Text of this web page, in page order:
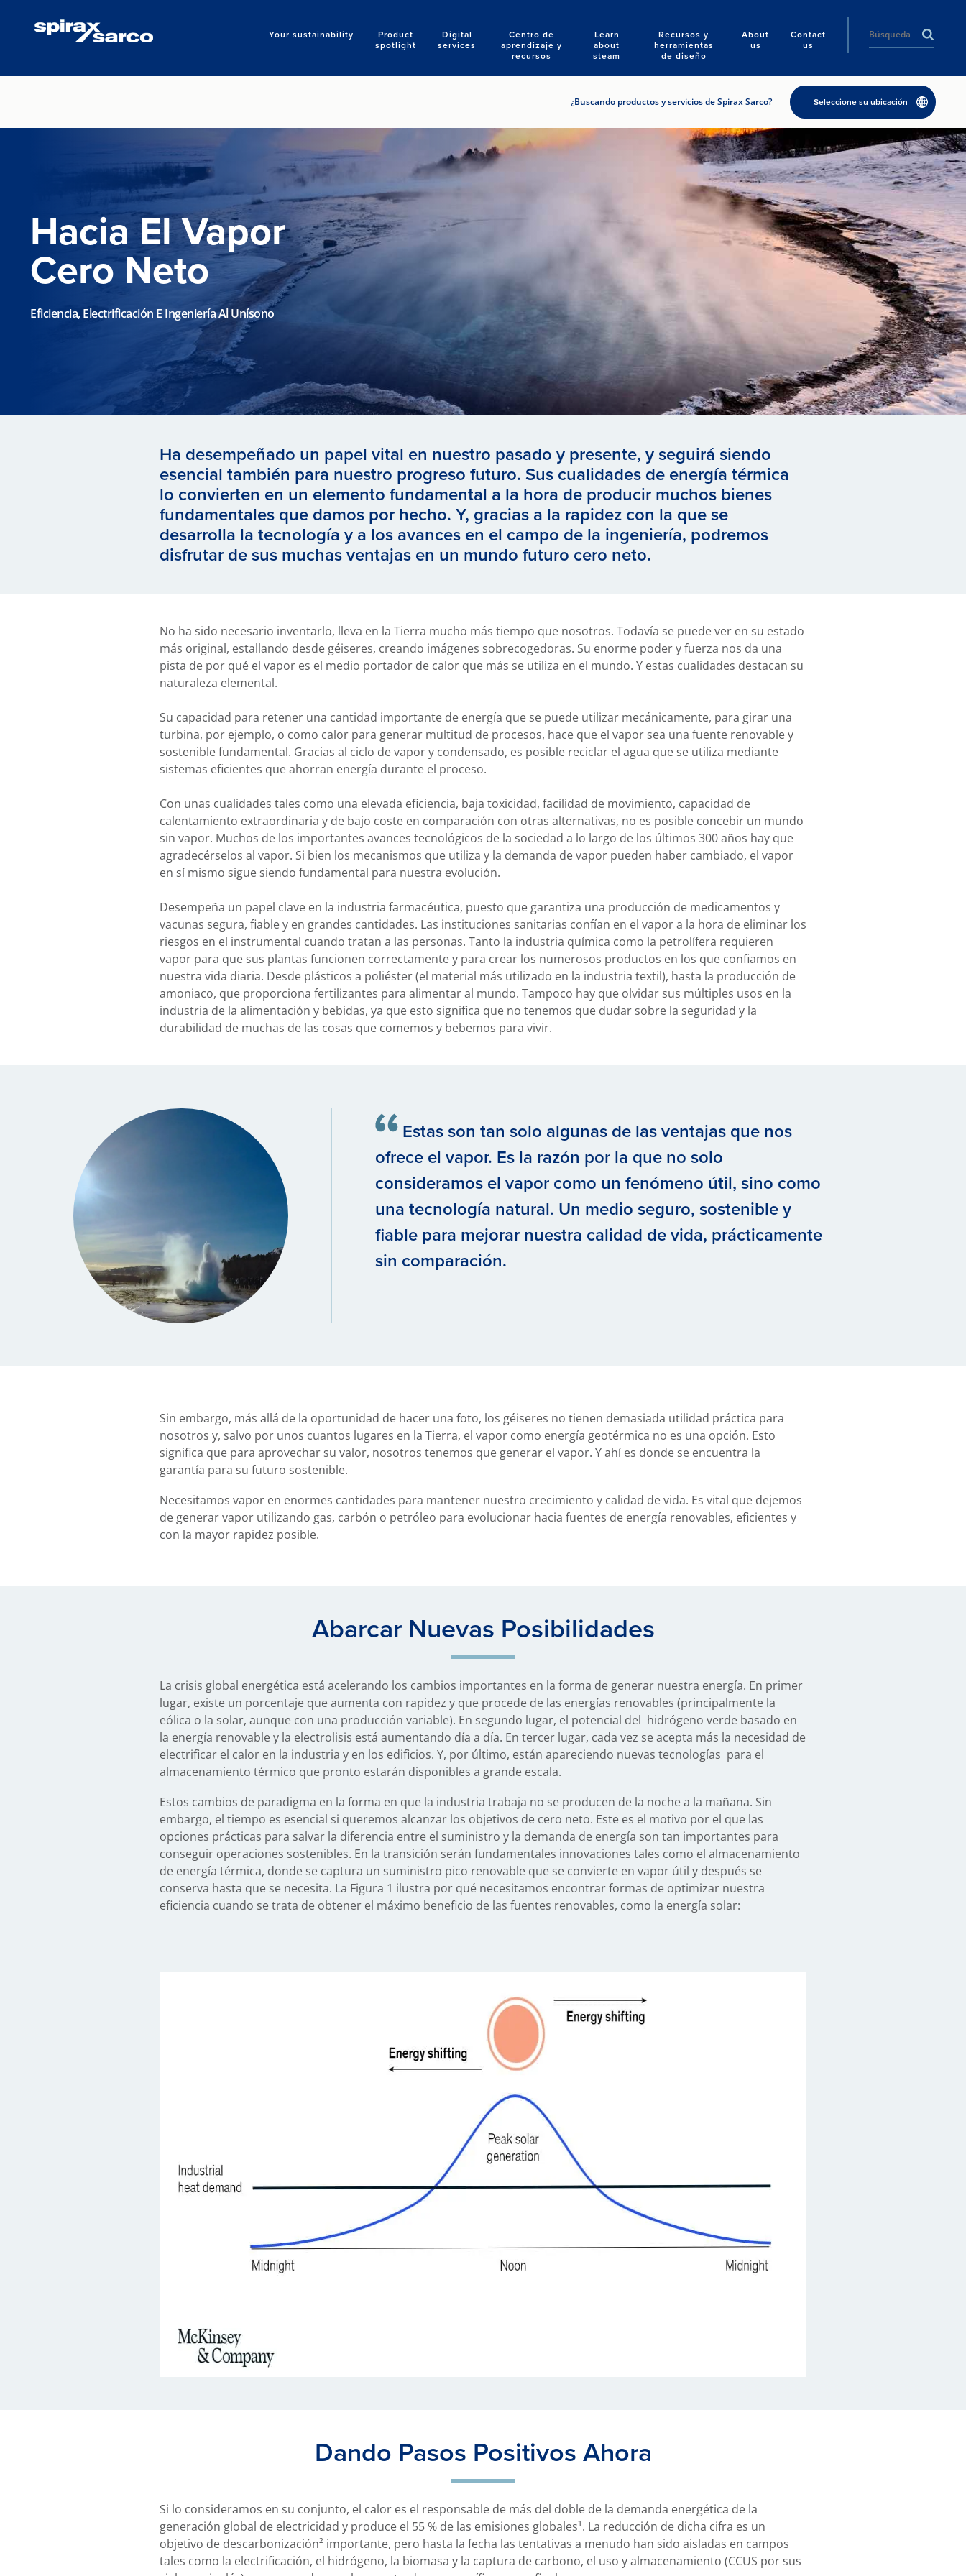
Your sustainability
Product
spotlight
Digital
services
Centro de
aprendizaje y
recursos
Learn
about
steam
Recursos y
herramientas
de diseño
About
us
Contact
us
¿Buscando productos y servicios de Spirax Sarco? Seleccione su ubicación
Hacia El Vapor
Cero Neto
Eficiencia, Electrificación E Ingeniería Al Unísono
Ha desempeñado un papel vital en nuestro pasado y presente, y seguirá siendo
esencial también para nuestro progreso futuro. Sus cualidades de energía térmica
lo convierten en un elemento fundamental a la hora de producir muchos bienes
fundamentales que damos por hecho. Y, gracias a la rapidez con la que se
desarrolla la tecnología y a los avances en el campo de la ingeniería, podremos
disfrutar de sus muchas ventajas en un mundo futuro cero neto.
No ha sido necesario inventarlo, lleva en la Tierra mucho más tiempo que nosotros. Todavía se puede ver en su estado
más original, estallando desde géiseres, creando imágenes sobrecogedoras. Su enorme poder y fuerza nos da una
pista de por qué el vapor es el medio portador de calor que más se utiliza en el mundo. Y estas cualidades destacan su
naturaleza elemental.
Su capacidad para retener una cantidad importante de energía que se puede utilizar mecánicamente, para girar una
turbina, por ejemplo, o como calor para generar multitud de procesos, hace que el vapor sea una fuente renovable y
sostenible fundamental. Gracias al ciclo de vapor y condensado, es posible reciclar el agua que se utiliza mediante
sistemas eficientes que ahorran energía durante el proceso.
Con unas cualidades tales como una elevada eficiencia, baja toxicidad, facilidad de movimiento, capacidad de
calentamiento extraordinaria y de bajo coste en comparación con otras alternativas, no es posible concebir un mundo
sin vapor. Muchos de los importantes avances tecnológicos de la sociedad a lo largo de los últimos 300 años hay que
agradecérselos al vapor. Si bien los mecanismos que utiliza y la demanda de vapor pueden haber cambiado, el vapor
en sí mismo sigue siendo fundamental para nuestra evolución.
Desempeña un papel clave en la industria farmacéutica, puesto que garantiza una producción de medicamentos y
vacunas segura, fiable y en grandes cantidades. Las instituciones sanitarias confían en el vapor a la hora de eliminar los
riesgos en el instrumental cuando tratan a las personas. Tanto la industria química como la petrolífera requieren
vapor para que sus plantas funcionen correctamente y para crear los numerosos productos en los que confiamos en
nuestra vida diaria. Desde plásticos a poliéster (el material más utilizado en la industria textil), hasta la producción de
amoniaco, que proporciona fertilizantes para alimentar al mundo. Tampoco hay que olvidar sus múltiples usos en la
industria de la alimentación y bebidas, ya que esto significa que no tenemos que dudar sobre la seguridad y la
durabilidad de muchas de las cosas que comemos y bebemos para vivir.
Estas son tan solo algunas de las ventajas que nos
ofrece el vapor. Es la razón por la que no solo
consideramos el vapor como un fenómeno útil, sino como
una tecnología natural. Un medio seguro, sostenible y
fiable para mejorar nuestra calidad de vida, prácticamente
sin comparación.
Sin embargo, más allá de la oportunidad de hacer una foto, los géiseres no tienen demasiada utilidad práctica para
nosotros y, salvo por unos cuantos lugares en la Tierra, el vapor como energía geotérmica no es una opción. Esto
significa que para aprovechar su valor, nosotros tenemos que generar el vapor. Y ahí es donde se encuentra la
garantía para su futuro sostenible.
Necesitamos vapor en enormes cantidades para mantener nuestro crecimiento y calidad de vida. Es vital que dejemos
de generar vapor utilizando gas, carbón o petróleo para evolucionar hacia fuentes de energía renovables, eficientes y
con la mayor rapidez posible.
Abarcar Nuevas Posibilidades
La crisis global energética está acelerando los cambios importantes en la forma de generar nuestra energía. En primer
lugar, existe un porcentaje que aumenta con rapidez y que procede de las energías renovables (principalmente la
eólica o la solar, aunque con una producción variable). En segundo lugar, el potencial del hidrógeno verde basado en
la energía renovable y la electrolisis está aumentando día a día. En tercer lugar, cada vez se acepta más la necesidad de
electrificar el calor en la industria y en los edificios. Y, por último, están apareciendo nuevas tecnologías para el
almacenamiento térmico que pronto estarán disponibles a grande escala.
Estos cambios de paradigma en la forma en que la industria trabaja no se producen de la noche a la mañana. Sin
embargo, el tiempo es esencial si queremos alcanzar los objetivos de cero neto. Este es el motivo por el que las
opciones prácticas para salvar la diferencia entre el suministro y la demanda de energía son tan importantes para
conseguir operaciones sostenibles. En la transición serán fundamentales innovaciones tales como el almacenamiento
de energía térmica, donde se captura un suministro pico renovable que se convierte en vapor útil y después se
conserva hasta que se necesita. La Figura 1 ilustra por qué necesitamos encontrar formas de optimizar nuestra
eficiencia cuando se trata de obtener el máximo beneficio de las fuentes renovables, como la energía solar:
Dando Pasos Positivos Ahora
Si lo consideramos en su conjunto, el calor es el responsable de más del doble de la demanda energética de la
generación global de electricidad y produce el 55 % de las emisiones globales¹. La reducción de dicha cifra es un
objetivo de descarbonización² importante, pero hasta la fecha las tentativas a menudo han sido aisladas en campos
tales como la electrificación, el hidrógeno, la biomasa y la captura de carbono, el uso y almacenamiento (CCUS por sus